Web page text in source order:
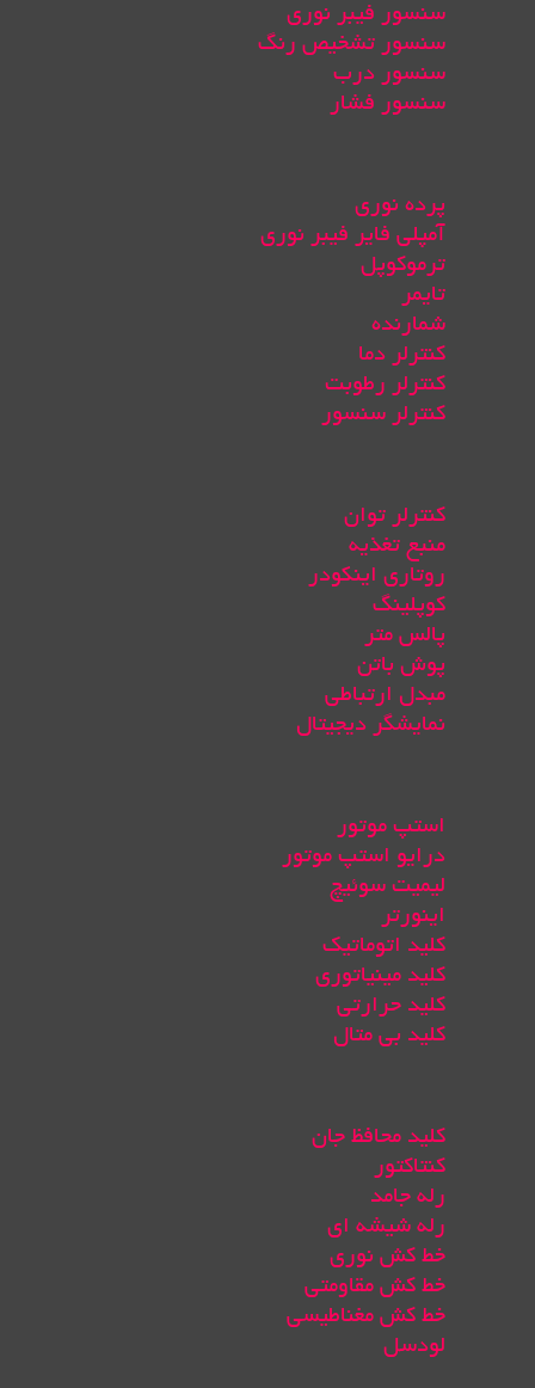
سنسور فیبر نوری
سنسور تشخیص رنگ
سنسور درب
سنسور فشار
پرده نوری
آمپلی فایر فیبر نوری
ترموکوپل
تایمر
شمارنده
کنترلر دما
کنترلر رطوبت
کنترلر سنسور
کنترلر توان
منبع تغذیه
روتاری اینکودر
کوپلینگ
پالس متر
پوش باتن
مبدل ارتباطی
نمایشگر دیجیتال
استپ موتور
درایو استپ موتور
لیمیت سوئیچ
اینورتر
کلید اتوماتیک
کلید مینیاتوری
کلید حرارتی
کلید بی متال
کلید محافظ جان
کنتاکتور
رله جامد
رله شیشه ای
خط کش نوری
خط کش مقاومتی
خط کش مغناطیسی
لودسل